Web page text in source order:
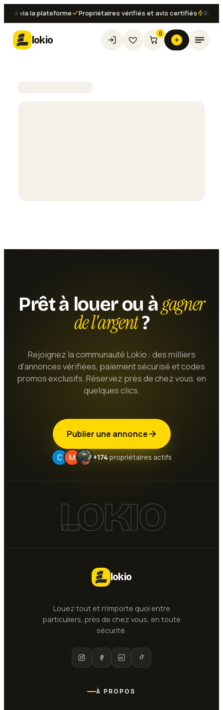
via la plateforme Propriétaires vérifiés et avis certifiés
lokio
0
Prêt à louer ou àgagner
de l'argent?
Rejoignez la communauté Lokio : des milliers
d'annonces vérifiées, paiement sécurisé et codes
promos exclusifs. Réservez près de chez vous, en
quelques clics.
Publier une annonce
+174 propriétaires actifs
LOKIO
lokio
Louez tout et n'importe quoi entre
particuliers, près de chez vous, en toute
sécurité.
À PROPOS